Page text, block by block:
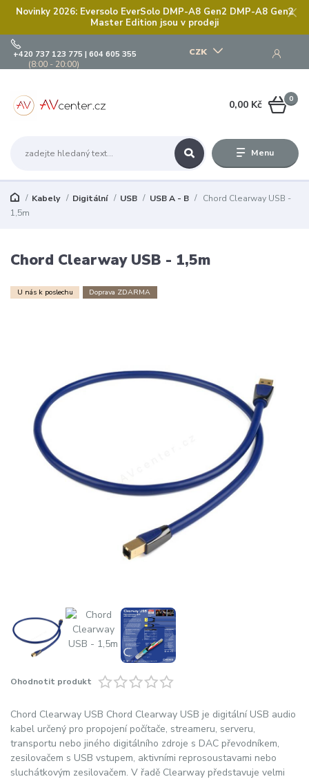
Novinky 2026: Eversolo EverSolo DMP-A8 Gen2 DMP-A8 Gen2
Master Edition jsou v prodeji
Menu
CZK
+420 737 123 775 | 604 605 355
(8:00 - 20:00)
0
0,00 Kč
Kabely Digitální USB USB A - B
Chord Clearway USB -
1,5m
Chord Clearway USB - 1,5m
U nás k poslechu Doprava ZDARMA
Ohodnotit produkt
Chord Clearway USB Chord Clearway USB je digitální USB audio
kabel určený pro propojení počítače, streameru, serveru,
transportu nebo jiného digitálního zdroje s DAC převodníkem,
zesilovačem s USB vstupem, aktivními reprosoustavami nebo
sluchátkovým zesilovačem. V řadě Clearway představuje velmi